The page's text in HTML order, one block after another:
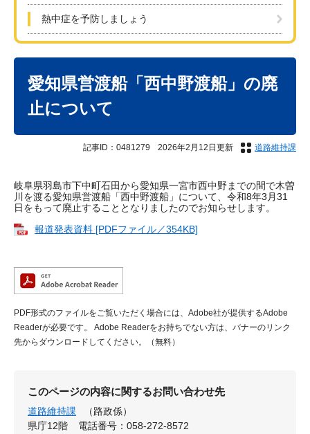
熱中症を予防しましょう
愛知県営渡船「西中野渡船」の廃
止について
記事ID：0481279 2026年2月12日更新 道路維持課
岐阜県羽島市下中町石田から愛知県一宮市西中野までの間で木曽
川を渡る愛知県営渡船「西中野渡船」について、令和8年3月31
日をもって廃止することとなりましたのでお知らせします。
報道発表資料 [PDFファイル／354KB]
PDF形式のファイルをご覧いただく場合には、Adobe社が提供するAdobe
Readerが必要です。
Adobe Readerをお持ちでない方は、バナーのリンク
先からダウンロードしてください。（無料）
このページの内容に関するお問い合わせ先
道路維持課
（路政係）
県庁12階
電話番号：058-272-8572